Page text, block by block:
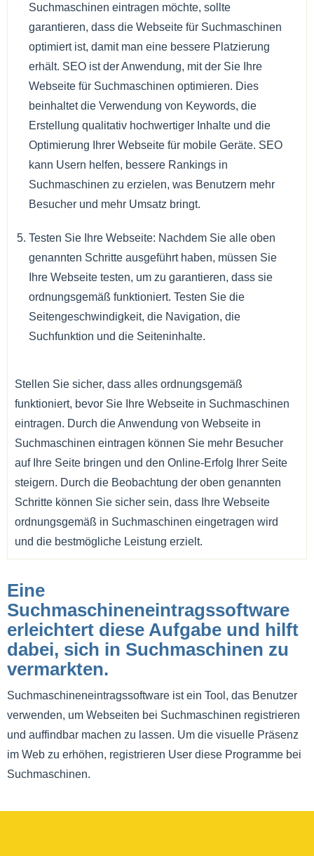
Suchmaschinen eintragen möchte, sollte
garantieren, dass die Webseite für Suchmaschinen
optimiert ist, damit man eine bessere Platzierung
erhält. SEO ist der Anwendung, mit der Sie Ihre
Webseite für Suchmaschinen optimieren. Dies
beinhaltet die Verwendung von Keywords, die
Erstellung qualitativ hochwertiger Inhalte und die
Optimierung Ihrer Webseite für mobile Geräte. SEO
kann Usern helfen, bessere Rankings in
Suchmaschinen zu erzielen, was Benutzern mehr
Besucher und mehr Umsatz bringt.
Testen Sie Ihre Webseite: Nachdem Sie alle oben
genannten Schritte ausgeführt haben, müssen Sie
Ihre Webseite testen, um zu garantieren, dass sie
ordnungsgemäß funktioniert. Testen Sie die
Seitengeschwindigkeit, die Navigation, die
Suchfunktion und die Seiteninhalte.
Stellen Sie sicher, dass alles ordnungsgemäß
funktioniert, bevor Sie Ihre Webseite in Suchmaschinen
eintragen. Durch die Anwendung von Webseite in
Suchmaschinen eintragen können Sie mehr Besucher
auf Ihre Seite bringen und den Online-Erfolg Ihrer Seite
steigern. Durch die Beobachtung der oben genannten
Schritte können Sie sicher sein, dass Ihre Webseite
ordnungsgemäß in Suchmaschinen eingetragen wird
und die bestmögliche Leistung erzielt.
Eine
Suchmaschineneintragssoftware
erleichtert diese Aufgabe und hilft
dabei, sich in Suchmaschinen zu
vermarkten.
Suchmaschineneintragssoftware ist ein Tool, das Benutzer
verwenden, um Webseiten bei Suchmaschinen registrieren
und auffindbar machen zu lassen. Um die visuelle Präsenz
im Web zu erhöhen, registrieren User diese Programme bei
Suchmaschinen.